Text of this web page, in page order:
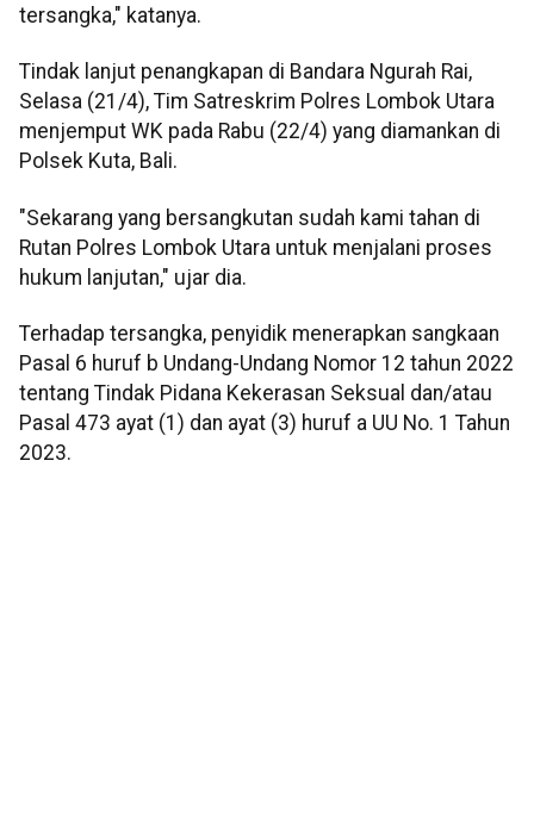
tersangka," katanya.
Tindak lanjut penangkapan di Bandara Ngurah Rai,
Selasa (21/4), Tim Satreskrim Polres Lombok Utara
menjemput WK pada Rabu (22/4) yang diamankan di
Polsek Kuta, Bali.
"Sekarang yang bersangkutan sudah kami tahan di
Rutan Polres Lombok Utara untuk menjalani proses
hukum lanjutan," ujar dia.
Terhadap tersangka, penyidik menerapkan sangkaan
Pasal 6 huruf b Undang-Undang Nomor 12 tahun 2022
tentang Tindak Pidana Kekerasan Seksual dan/atau
Pasal 473 ayat (1) dan ayat (3) huruf a UU No. 1 Tahun
2023.